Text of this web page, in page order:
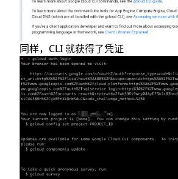
同样，CLI 就获得了凭证